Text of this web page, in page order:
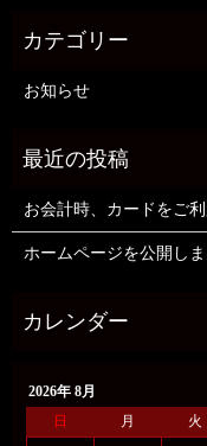
お知らせ
お会計時、カードをご
ホームページを公開しま
2026年 8月
日
月 火